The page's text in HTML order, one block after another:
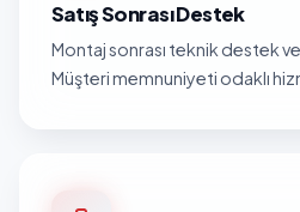
Satış Sonrası Destek
Montaj sonrası teknik destek
Müşteri memnuniyeti odaklı